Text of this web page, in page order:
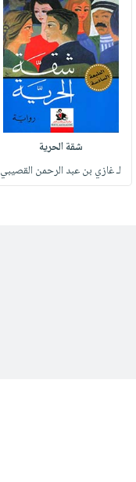
شقة الحرية
لـ غازي بن عبد الرحمن القصيبي